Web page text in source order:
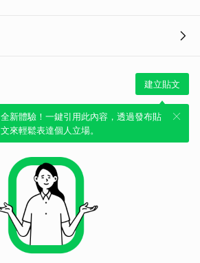
建立貼文
全新體驗！一鍵引用此內容，透過發布貼
文來輕鬆表達個人立場。